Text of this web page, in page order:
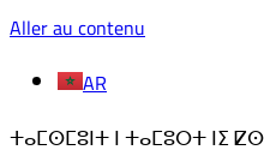
Aller au contenu
AR
ⵜⴰⵎⵙⵎⵓⵏⵜ ⵏ ⵜⴰⵎⵓⵔⵜ ⵏⵉ